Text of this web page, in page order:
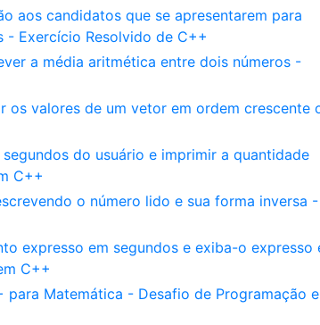
aos candidatos que se apresentarem para
- Exercício Resolvido de C++
a média aritmética entre dois números -
os valores de um vetor em ordem crescente
do usuário e imprimir a quantidade
C++
o número lido e sua forma inversa -
expresso em segundos e exiba-o expresso
C++
Matemática - Desafio de Programação